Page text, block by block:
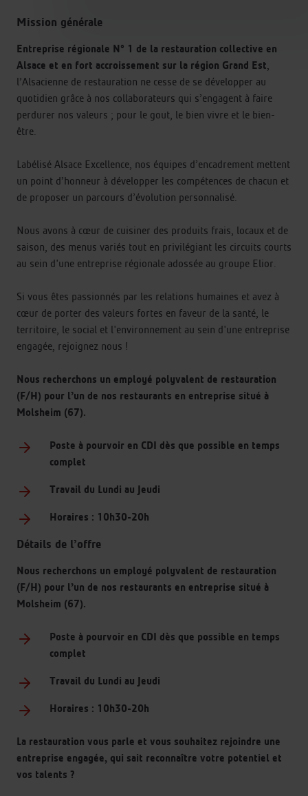
Mission générale
Entreprise régionale N° 1 de la restauration collective en
Alsace et en fort accroissement sur la région Grand Est
l’Alsacienne de restauration ne cesse de se développer au
quotidien grâce à nos collaborateurs qui s’engagent à faire
perdurer nos valeurs ; pour le gout, le bien vivre et le bien-
être.
Labélisé Alsace Excellence, nos équipes d’encadrement mettent
un point d’honneur à développer les compétences de chacun et
de proposer un parcours d’évolution personnalisé.
Nous avons à cœur de cuisiner des produits frais, locaux et de
saison, des menus variés tout en privilégiant les circuits courts
au sein d'une entreprise régionale adossée au groupe Elior.
Si vous êtes passionnés par les relations humaines et avez à
cœur de porter des valeurs fortes en faveur de la santé, le
territoire, le social et l'environnement au sein d'une entreprise
engagée, rejoignez nous !
Nous recherchons un employé polyvalent de restauration
(F/H) pour l’un de nos restaurants en entreprise situé à
Molsheim (67).
Poste à pourvoir en CDI dès que possible en temps
complet
Travail du Lundi au Jeudi
Horaires : 10h30-20h
Détails de l’offre
Nous recherchons un employé polyvalent de restauration
(F/H) pour l’un de nos restaurants en entreprise situé à
Molsheim (67).
Poste à pourvoir en CDI dès que possible en temps
complet
Travail du Lundi au Jeudi
Horaires : 10h30-20h
La restauration vous parle et vous souhaitez rejoindre une
entreprise engagée, qui sait reconnaître votre potentiel et
vos talents ?